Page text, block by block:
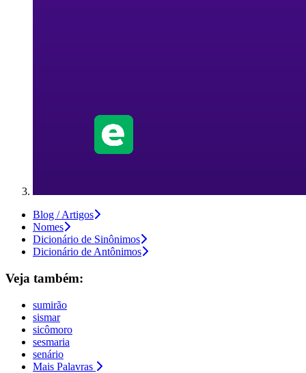
Blog / Artigos
Nomes
Dicionário de Sinônimos
Dicionário de Antônimos
Veja também:
sumirão
sismar
sicômoro
sesmaria
senário
Mais Palavras